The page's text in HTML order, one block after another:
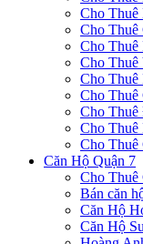
Cho Thuê
Cho Thuê
Cho
Cho Thuê
Cho Thuê
Cho Thuê
Cho
Cho Thuê
Cho
Căn Hộ Quận 7
Cho Thuê
Bán căn
Căn Hộ
Căn Hộ